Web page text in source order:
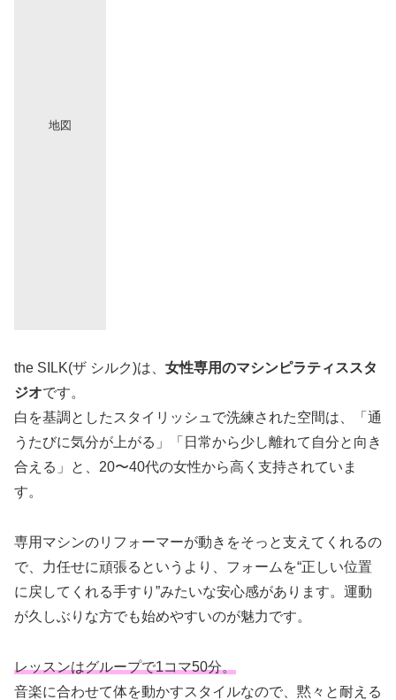
地図
the SILK(ザ シルク)は、 女性専用のマシンピラティススタ
ジオです。
白を基調としたスタイリッシュで洗練された空間は、「通
うたびに気分が上がる」「日常から少し離れて自分と向き
合える」と、20〜40代の女性から高く支持されていま
す。
専用マシンのリフォーマーが動きをそっと支えてくれるの
で、力任せに頑張るというより、フォームを“正しい位置
に戻してくれる手すり”みたいな安心感があります。運動
が久しぶりな方でも始めやすいのが魅力です。
レッスンはグループで1コマ50分。
音楽に合わせて体を動かすスタイルなので、黙々と耐える